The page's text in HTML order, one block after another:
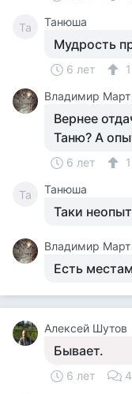
Та Танюша
Мудрость
6 лет
1
Владимир Март
Вернее
Таню? А
6 лет 1
Та Танюша
Таки
Владимир Март
Есть
Алексей Шутов
Бывает.
6 лет 4